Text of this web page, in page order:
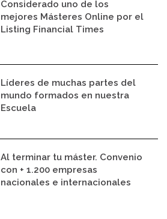
Considerado uno de los
mejores Másteres Online por el
Listing Financial Times
Líderes de muchas partes del
mundo formados en nuestra
Escuela
Al terminar tu máster. Convenio
con + 1.200 empresas
nacionales e internacionales